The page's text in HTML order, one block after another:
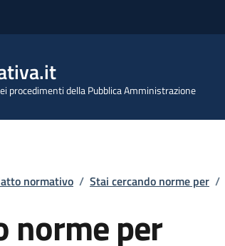
procedimenti della Pubblica Amministrazione
normativo / Stai cercando norme per /
norme per